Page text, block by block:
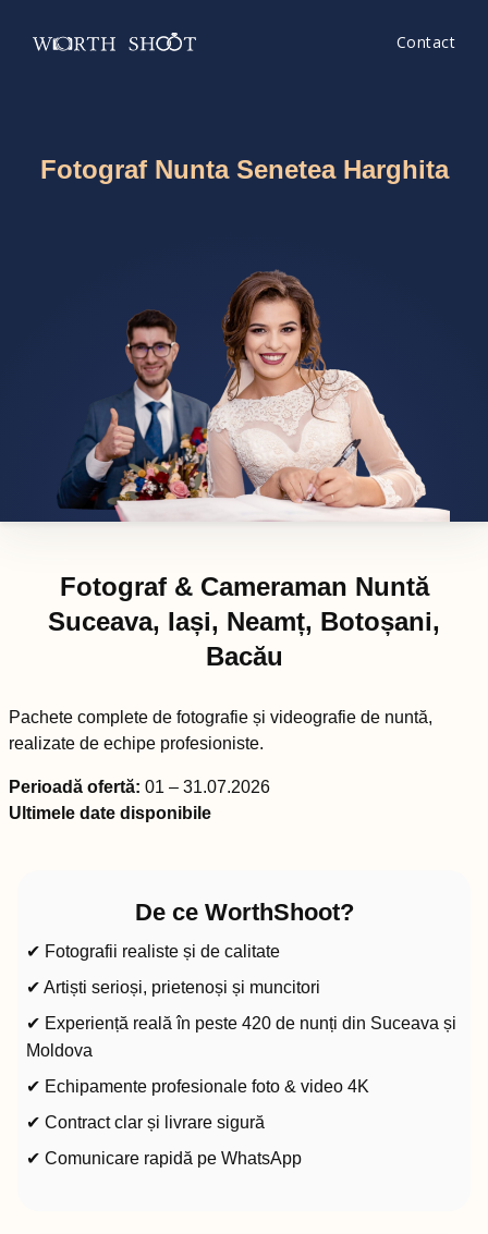
Contact
Fotograf Nunta Senetea Harghita
Fotograf & Cameraman Nuntă
Suceava, Iași, Neamț, Botoșani,
Bacău
Pachete complete de fotografie și videografie de nuntă,
realizate de echipe profesioniste.
Perioadă ofertă: 01 – 31.07.2026
Ultimele date disponibile
De ce WorthShoot?
✔ Fotografii realiste și de calitate
✔ Artiști serioși, prietenoși și muncitori
✔ Experiență reală în peste 420 de nunți din Suceava și
Moldova
✔ Echipamente profesionale foto & video 4K
✔ Contract clar și livrare sigură
✔ Comunicare rapidă pe WhatsApp